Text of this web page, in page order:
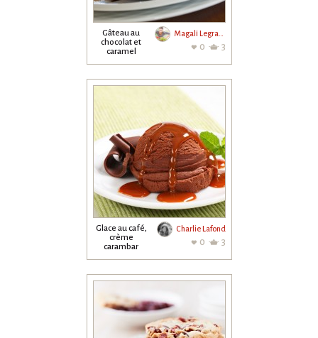
Gâteau au
chocolat et
caramel
Magali Legrand
0 3
Glace au café,
crème
carambar
Charlie Lafond
0 3